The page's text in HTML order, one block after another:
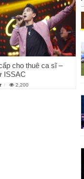
cho thuê ca sĩ –
ISSAC
2,200